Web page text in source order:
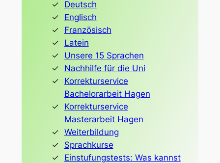
Deutsch
Englisch
Französisch
Latein
Unsere 15 Sprachen
Nachhilfe für die Uni
Korrekturservice
Bachelorarbeit Hagen
Korrekturservice
Masterarbeit Hagen
Weiterbildung
Sprachkurse
Einstufungstests: Was kannst